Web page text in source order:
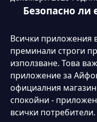
Безопасно ли
Всички приложения
преминали строги
използване. Това
приложение за
официалния
спокойни -
всички потребители.